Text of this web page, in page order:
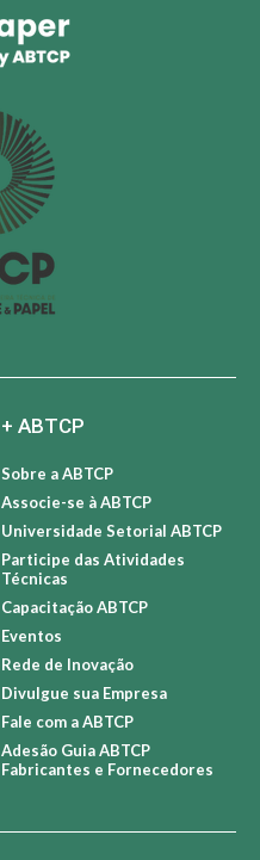
+ ABTCP
Sobre a ABTCP
Associe-se à ABTCP
Universidade Setorial ABTCP
Participe das Atividades
Técnicas
Capacitação ABTCP
Eventos
Rede de Inovação
Divulgue sua Empresa
Fale com a ABTCP
Adesão Guia ABTCP
Fabricantes e Fornecedores